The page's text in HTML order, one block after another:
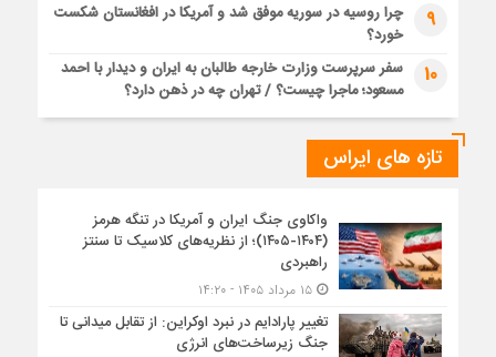
9
چرا روسیه در سوریه موفق شد و آمریکا در افغانستان شکست
خورد؟
10
سفر سرپرست وزارت خارجه طالبان به ایران و دیدار با احمد
مسعود؛ ماجرا چیست؟ / تهران چه در ذهن دارد؟
تازه های ایراس
واکاوی جنگ ایران و آمریکا در تنگه هرمز
(۱۴۰۴-۱۴۰۵)؛ از نظریه‌های کلاسیک تا سنتز
راهبردی
۱۵ مرداد ۱۴۰۵ - ۱۴:۲۰
تغییر پارادایم در نبرد اوکراین: از تقابل میدانی تا
جنگ زیرساخت‌های انرژی